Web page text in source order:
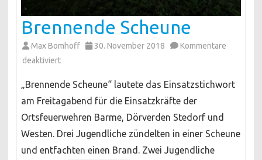
Brennende Scheune
Max Bomhoff 30. November 2018
Kommentare
deaktiviertfür
Scheune
„Brennende Scheune“ lautete das Einsatzstichwort
am Freitagabend für die Einsatzkräfte der
Ortsfeuerwehren Barme, Dörverden Stedorf und
Westen. Drei Jugendliche zündelten in einer Scheune
und entfachten einen Brand. Zwei Jugendliche